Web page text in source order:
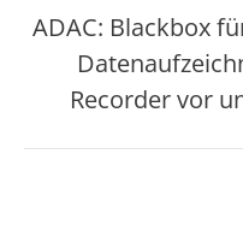
ADAC: Blackbox
Recorder vor